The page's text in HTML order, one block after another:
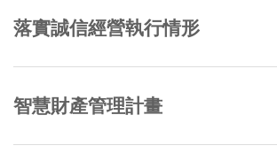
落實誠信經營執行情形
智慧財產管理計畫